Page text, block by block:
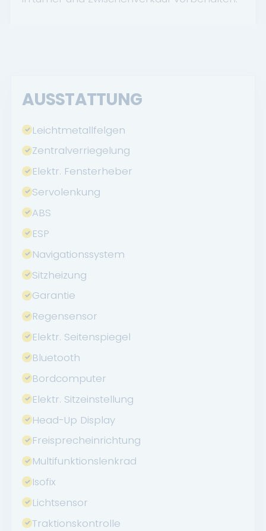
AUSSTATTUNG
Leichtmetallfelgen
Zentralverriegelung
Elektr. Fensterheber
Servolenkung
ABS
ESP
Navigationssystem
Sitzheizung
Garantie
Regensensor
Elektr. Seitenspiegel
Bluetooth
Bordcomputer
Elektr. Sitzeinstellung
Head-Up Display
Freisprecheinrichtung
Multifunktionslenkrad
Isofix
Lichtsensor
Traktionskontrolle